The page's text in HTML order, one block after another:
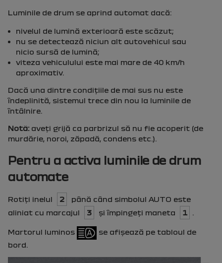
Luminile de drum se aprind automat dacă:
nivelul de lumină exterioară este scăzut;
nu se detectează niciun alt autovehicul sau
nicio sursă de lumină;
viteza vehiculului este mai mare de 40 km/h
aproximativ.
Dacă una dintre condiţiile de mai sus nu este
îndeplinită, sistemul trece din nou la luminile de
întâlnire.
Notă: aveţi grijă ca parbrizul să nu fie acoperit (de
murdărie, noroi, zăpadă, condens etc.).
Pentru a activa luminile de drum
automate
Rotiţi inelul 2 până când simbolul AUTO este
aliniat cu marcajul
3 şi împingeţi maneta 1 .
Martorul luminos
se afişează pe tabloul de
bord.